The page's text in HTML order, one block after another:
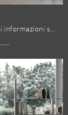
Tavolino Fold Small di Stones: clicca e ottieni informazioni sui Complementi e tavolini design in vetro del rinomato marchio!